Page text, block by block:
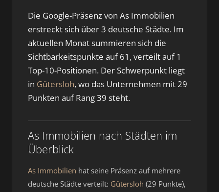
Die Google-Präsenz von As Immobilien
erstreckt sich über 3 deutsche Städte. Im
aktuellen Monat summieren sich die
Sichtbarkeitspunkte auf 61, verteilt auf 1
Top-10-Positionen. Der Schwerpunkt liegt
in Gütersloh, wo das Unternehmen mit 29
Punkten auf Rang 39 steht.
As Immobilien nach Städten im
Überblick
As Immobilien hat seine Präsenz auf mehrere
deutsche Städte verteilt: Gütersloh (29 Punkte),